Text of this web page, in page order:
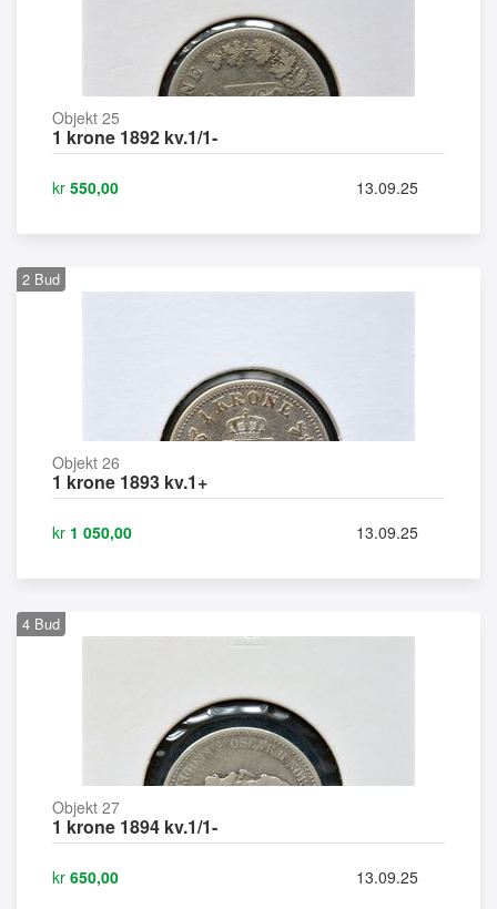
Objekt 25
1 krone 1892 kv.1/1-
kr 550,00 13.09.25
2 Bud
Objekt 26
1 krone 1893 kv.1+
kr 1 050,00 13.09.25
4 Bud
Objekt 27
1 krone 1894 kv.1/1-
kr 650,00 13.09.25